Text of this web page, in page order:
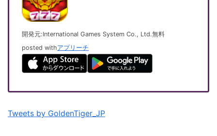
開発元:International Games System Co., Ltd.無料
posted withアプリーチ
Tweets by GoldenTiger_JP